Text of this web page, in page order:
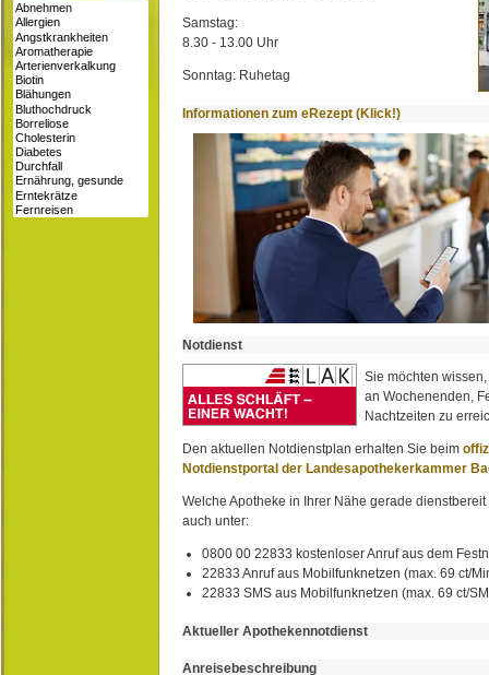
Samstag:
8.30 - 13.00 Uhr
Sonntag: Ruhetag
Informationen zum eRezept (Klick!)
Notdienst
Sie möchten
an Wochenenden,
Nachtzeiten zu
Den aktuellen Notdienstplan erhalten Sie beim
Notdienstportal der Landesapothekerkammer
Welche Apotheke in Ihrer Nähe gerade
auch unter:
0800 00 22833 kostenloser Anruf aus dem
22833 Anruf aus Mobilfunknetzen (max. 69 ct/
22833 SMS aus Mobilfunknetzen (max. 69 ct/
Aktueller Apothekennotdienst
Anreisebeschreibung